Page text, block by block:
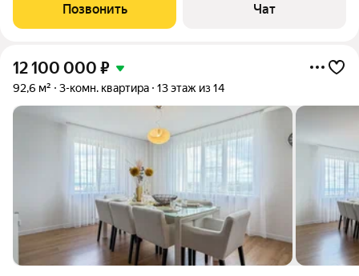
выгодной ставке всего 13%. Новому собственнику в подарок
официально
Позвонить Чат
12 100 000 ₽
92,6 м² 3-комн. квартира 13 этаж из 14